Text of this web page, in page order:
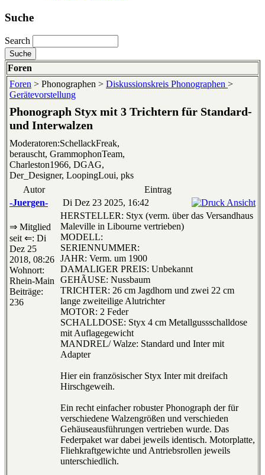
Suche
Search
Foren
Foren > Phonographen > Diskussionskreis Phonographen >
Gerätevorstellung
Phonograph Styx mit 3 Trichtern für Standard-
und Interwalzen
Moderatoren:SchellackFreak,
berauscht, GrammophonTeam,
Charleston1966, DGAG,
Der_Designer, LoopingLoui, pks
Autor
Eintrag
-Juergen-
Di Dez 23 2025, 16:42
⇒ Mitglied
seit ⇐: Di
Dez 25
2018, 08:26
Wohnort:
Rhein-Main
Beiträge:
236
HERSTELLER: Styx (verm. über das Versandhaus
Maleville in Libourne vertrieben)
MODELL:
SERIENNUMMER:
JAHR: Verm. um 1900
DAMALIGER PREIS: Unbekannt
GEHÃUSE: Nussbaum
TRICHTER: 26 cm Jagdhorn und zwei 22 cm
lange zweiteilige Alutrichter
MOTOR: 2 Feder
SCHALLDOSE: Styx 4 cm Metallgussschalldose
mit Auflagegewicht
MANDREL/ Walze: Standard und Inter mit
Adapter
Hier ein französischer Styx Inter mit dreifach
Hirschgeweih.
Ein recht einfacher robuster Phonograph der für
verschiedene Walzengrößen und verschieden
Gehäuseausführungen vertrieben wurde. Das
Federpaket war dabei jeweils identisch. Motorplatte,
Fliehkraftgewichte und Antriebsrollen jeweils
unterschiedlich.